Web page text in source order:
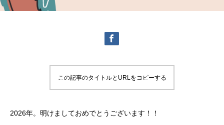
この記事のタイトルとURLをコピーする
2026年。明けましておめでとうございます！！